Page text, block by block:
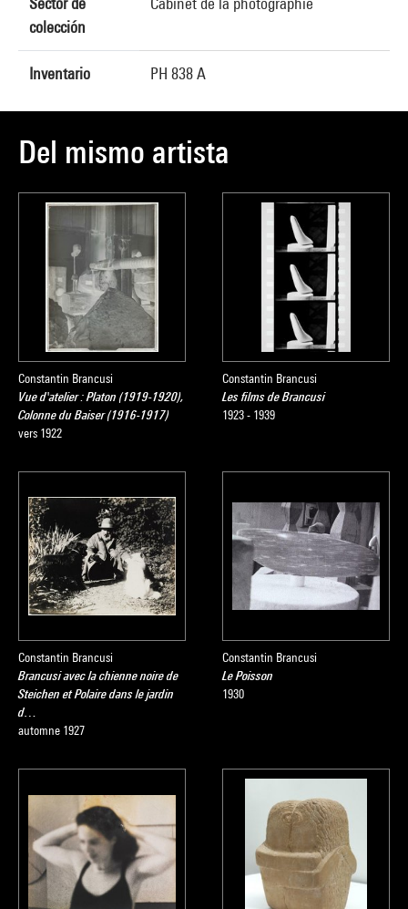
colección
Inventario PH 838 A
Del mismo artista
Constantin Brancusi
Vue d'atelier : Platon (1919-1920),
Colonne du Baiser (1916-1917)
vers 1922
Constantin Brancusi
Les films de Brancusi
1923 - 1939
Constantin Brancusi
Brancusi avec la chienne noire de
Steichen et Polaire dans le jardin
d…
automne 1927
Constantin Brancusi
Le Poisson
1930